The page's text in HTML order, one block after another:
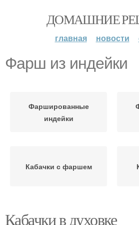
ДОМАШНИЕ
главная новости
Фарш из индейки
Фаршированные
индейки
Кабачки с фаршем
Кабачки с куриным
Кабачки в духовке